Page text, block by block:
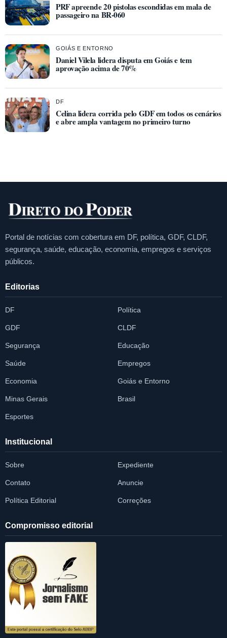
PRF apreende 20 pistolas escondidas em mala de
passageiro na BR-060
GOIÁS E ENTORNO
Daniel Vilela lidera disputa em Goiás e tem
aprovação acima de 70%
DF
Celina lidera corrida pelo GDF em todos os cenários
e abre ampla vantagem no primeiro turno
Portal de notícias com cobertura em DF, política, GDF, CLDF,
segurança, saúde, educação, economia, empregos e serviços
públicos.
Editorias
DF Política
GDF CLDF
Segurança Educação
Saúde Empregos
Economia Goiás e Entorno
Minas Gerais Brasil
Esportes
Institucional
Sobre Expediente
Contato Anuncie
Política Editorial Correções
Compromisso editorial